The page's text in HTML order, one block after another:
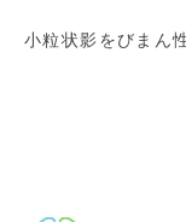
小粒状影をびまん